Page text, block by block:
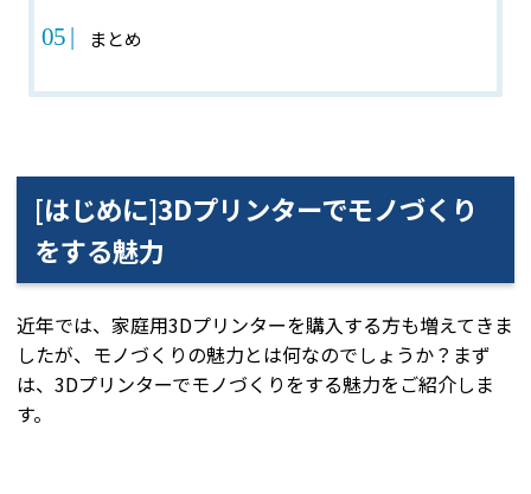
まとめ
[はじめに]3Dプリンターでモノづくり
をする魅力
近年では、家庭用3Dプリンターを購入する方も増えてきま
したが、モノづくりの魅力とは何なのでしょうか？まず
は、3Dプリンターでモノづくりをする魅力をご紹介しま
す。